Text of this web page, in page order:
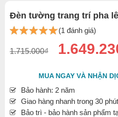
Đèn tường trang trí pha
(1 đánh giá)
1.715.000₫
MUA NGAY VÀ NHẬN
Bảo hành: 2 năm
Giao hàng nhanh trong 30
Bảo trì - bảo hành sản phẩm